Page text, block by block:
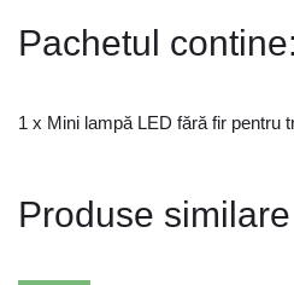
Pachetul contine:
1 x Mini lampă LED fără fir pentru
Produse similare